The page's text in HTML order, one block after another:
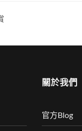
式。
關於我們
官方Blog